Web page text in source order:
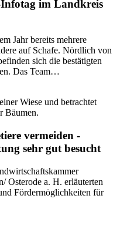
Infotag im Landkreis
Jahr bereits mehrere
auf Schafe. Nördlich von
sich die bestätigten
Das Team…
vermeiden -
sehr gut besucht
Osterode a. H. erläuterten
Fördermöglichkeiten für